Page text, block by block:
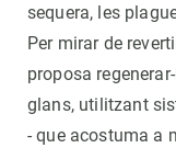
sequera, les
Per mirar de
proposa
glans, utilitzant
- que acostuma a